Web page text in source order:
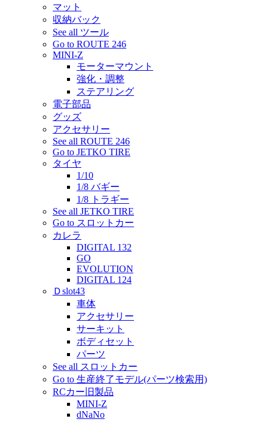
マット
収納バック
See all ツール
Go to ROUTE 246
MINI-Z
モーターマウント
強化・調整
ステアリング
電子部品
グッズ
アクセサリー
See all ROUTE 246
Go to JETKO TIRE
タイヤ
1/10
1/8 バギー
1/8 トラギー
See all JETKO TIRE
Go to スロットカー
カレラ
DIGITAL 132
GO
EVOLUTION
DIGITAL 124
Ｄslot43
車体
アクセサリー
サーキット
ボディセット
パーツ
See all スロットカー
Go to 生産終了モデル(パーツ検索用)
RCカー旧製品
MINI-Z
dNaNo